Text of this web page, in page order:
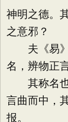
神明之德。
之意邪？
夫《易》
名，辨物正
其称名也
言曲而中，
报。